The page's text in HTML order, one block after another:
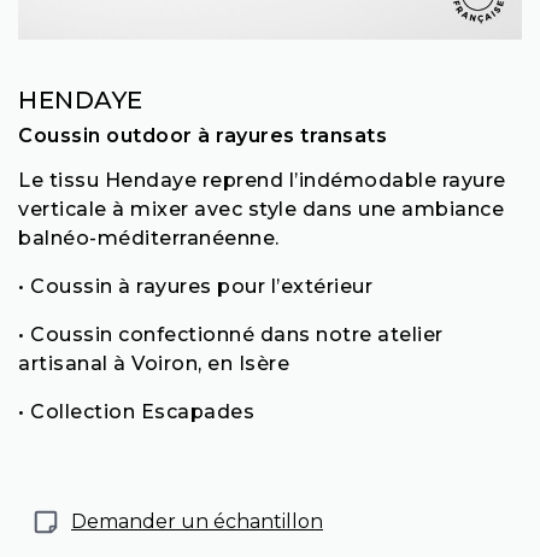
HENDAYE
Coussin outdoor à rayures transats
Le tissu Hendaye reprend l’indémodable rayure
verticale à mixer avec style dans une ambiance
balnéo-méditerranéenne.
• Coussin à rayures pour l’extérieur
• Coussin confectionné dans notre atelier
artisanal à Voiron, en Isère
• Collection Escapades
Demander un échantillon